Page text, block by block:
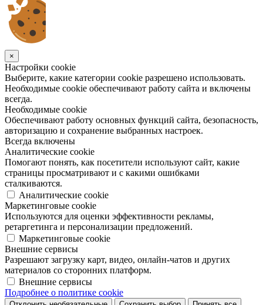
×
Настройки cookie
Выберите, какие категории cookie разрешено использовать.
Необходимые cookie обеспечивают работу сайта и включены
всегда.
Необходимые cookie
Обеспечивают работу основных функций сайта, безопасность,
авторизацию и сохранение выбранных настроек.
Всегда включены
Аналитические cookie
Помогают понять, как посетители используют сайт, какие
страницы просматривают и с какими ошибками
сталкиваются.
Аналитические cookie
Маркетинговые cookie
Используются для оценки эффективности рекламы,
ретаргетинга и персонализации предложений.
Маркетинговые cookie
Внешние сервисы
Разрешают загрузку карт, видео, онлайн-чатов и других
материалов со сторонних платформ.
Внешние сервисы
Подробнее о политике cookie